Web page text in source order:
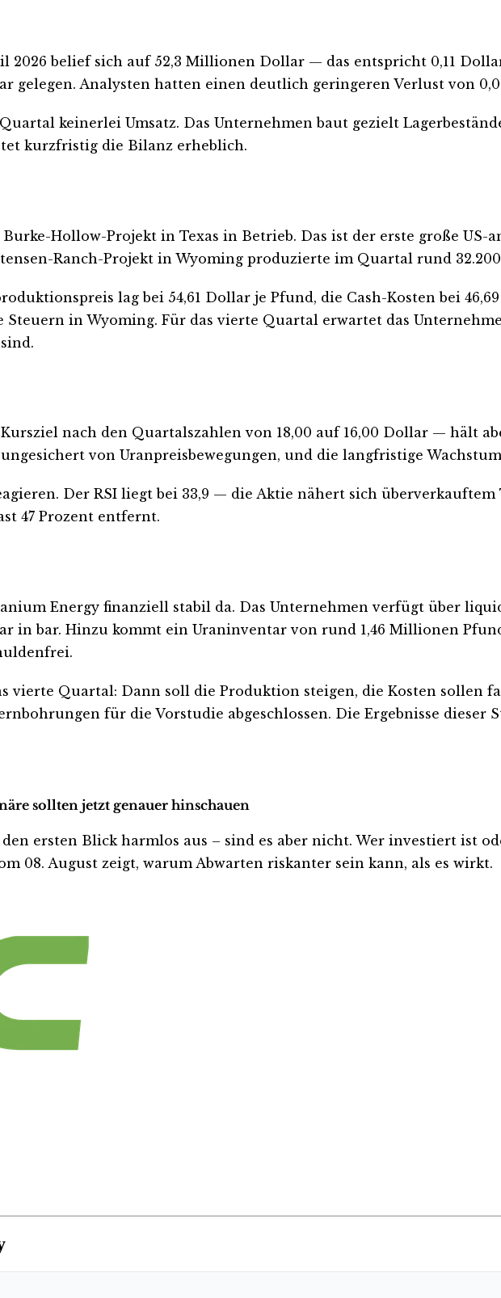
2026 belief sich auf 52,3 Millionen Dollar — das entspricht 0,11
gelegen. Analysten hatten einen deutlich geringeren Verlust von
keinerlei Umsatz. Das Unternehmen baut gezielt
kurzfristig die Bilanz erheblich.
Hollow-Projekt in Texas in Betrieb. Das ist der erste große US-
Ranch-Projekt in Wyoming produzierte im Quartal rund
lag bei 54,61 Dollar je Pfund, die Cash-Kosten bei
in Wyoming. Für das vierte Quartal erwartet das
nach den Quartalszahlen von 18,00 auf 16,00 Dollar — hält
von Uranpreisbewegungen, und die langfristige
Der RSI liegt bei 33,9 — die Aktie nähert sich überverkauftem
47 Prozent entfernt.
Energy finanziell stabil da. Das Unternehmen verfügt über
in bar. Hinzu kommt ein Uraninventar von rund 1,46 Millionen
vierte Quartal: Dann soll die Produktion steigen, die Kosten sollen
für die Vorstudie abgeschlossen. Die Ergebnisse dieser
sollten jetzt genauer hinschauen
ersten Blick harmlos aus – sind es aber nicht. Wer investiert ist
08. August zeigt, warum Abwarten riskanter sein kann, als es wirkt.